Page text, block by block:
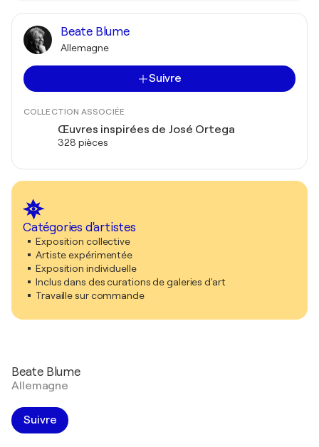
Beate Blume
Allemagne
Suivre
COLLECTION ASSOCIÉE
Œuvres inspirées de José Ortega
328 pièces
Catégories d'artistes
Exposition collective
Artiste expérimentée
Exposition individuelle
Inclus dans des curations de galeries d'art
Travaille sur commande
Beate Blume
Allemagne
Suivre